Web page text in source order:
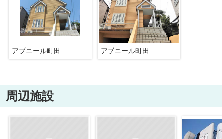
アブニール町田 アブニール町田
周辺施設